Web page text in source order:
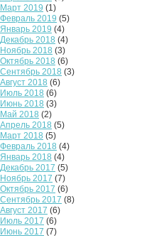
Март 2019 (1)
Февраль 2019 (5)
Январь 2019 (4)
Декабрь 2018 (4)
Ноябрь 2018 (3)
Октябрь 2018 (6)
Сентябрь 2018 (3)
Август 2018 (6)
Июль 2018 (6)
Июнь 2018 (3)
Май 2018 (2)
Апрель 2018 (5)
Март 2018 (5)
Февраль 2018 (4)
Январь 2018 (4)
Декабрь 2017 (5)
Ноябрь 2017 (7)
Октябрь 2017 (6)
Сентябрь 2017 (8)
Август 2017 (6)
Июль 2017 (6)
Июнь 2017 (7)